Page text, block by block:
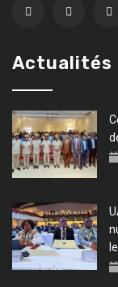
Actualités